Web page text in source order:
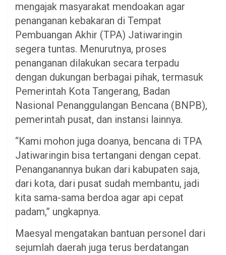
mengajak masyarakat mendoakan agar
penanganan kebakaran di Tempat
Pembuangan Akhir (TPA) Jatiwaringin
segera tuntas. Menurutnya, proses
penanganan dilakukan secara terpadu
dengan dukungan berbagai pihak, termasuk
Pemerintah Kota Tangerang, Badan
Nasional Penanggulangan Bencana (BNPB),
pemerintah pusat, dan instansi lainnya.
“Kami mohon juga doanya, bencana di TPA
Jatiwaringin bisa tertangani dengan cepat.
Penanganannya bukan dari kabupaten saja,
dari kota, dari pusat sudah membantu, jadi
kita sama-sama berdoa agar api cepat
padam,” ungkapnya.
Maesyal mengatakan bantuan personel dari
sejumlah daerah juga terus berdatangan